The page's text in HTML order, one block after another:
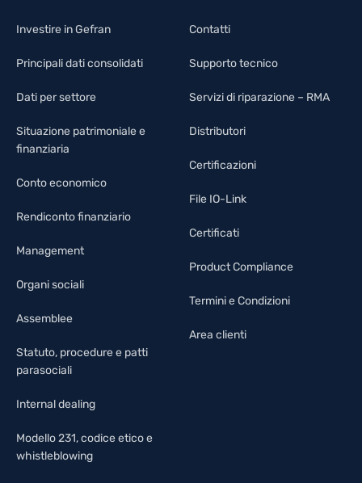
Investire in Gefran
Principali dati consolidati
Dati per settore
Situazione patrimoniale e
finanziaria
Conto economico
Rendiconto finanziario
Management
Organi sociali
Assemblee
Statuto, procedure e patti
parasociali
Internal dealing
Modello 231, codice etico e
whistleblowing
Contatti
Supporto tecnico
Servizi di riparazione – RMA
Distributori
Certificazioni
File IO-Link
Certificati
Product Compliance
Termini e Condizioni
Area clienti